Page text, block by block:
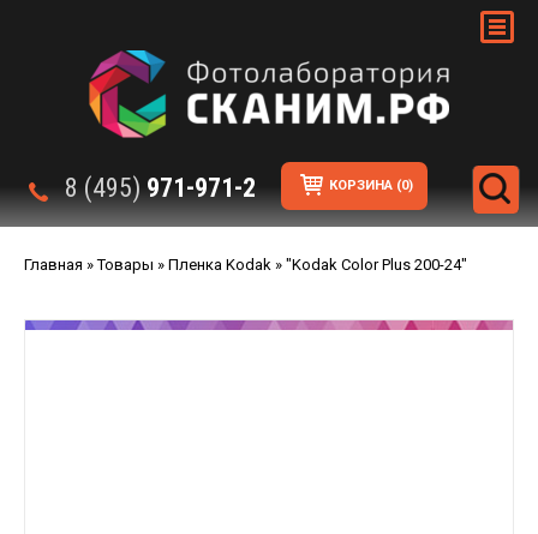
8 (495) 971-971-2 КОРЗИНА (0)
Главная »Товары » Пленка Kodak » "Kodak Color Plus 200-24"